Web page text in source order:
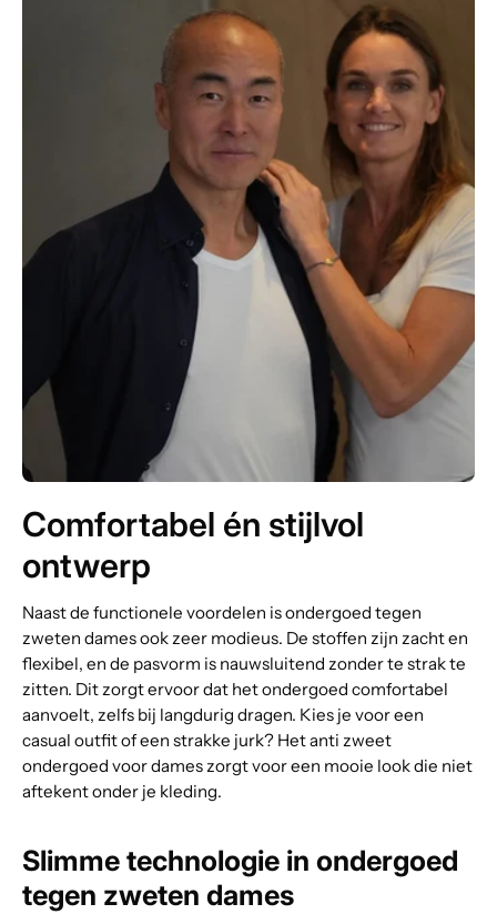
Comfortabel én stijlvol
ontwerp
Naast de functionele voordelen is ondergoed tegen
zweten dames ook zeer modieus. De stoffen zijn zacht en
flexibel, en de pasvorm is nauwsluitend zonder te strak te
zitten. Dit zorgt ervoor dat het ondergoed comfortabel
aanvoelt, zelfs bij langdurig dragen. Kies je voor een
casual outfit of een strakke jurk? Het anti zweet
ondergoed voor dames zorgt voor een mooie look die niet
aftekent onder je kleding.
Slimme technologie in ondergoed
tegen zweten dames